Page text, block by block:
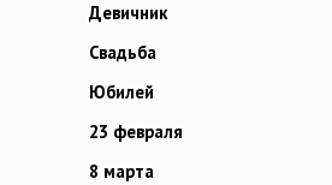
Девичник
Свадьба
Юбилей
23 февраля
8 марта